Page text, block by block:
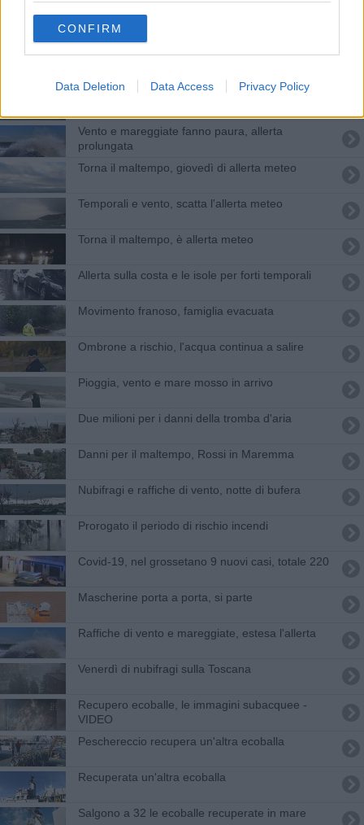
CONFIRM
Data Deletion Data Access Privacy Policy
Plastiche in mare, interrogazione al ministero
Allerta meteo arancione nel sud della Toscana
In arrivo forti temporali sull'Arcipelago
Vento e mareggiate fanno paura, allerta
prolungata
Torna il maltempo, giovedì di allerta meteo
Temporali e vento, scatta l'allerta meteo
Torna il maltempo, è allerta meteo
Allerta sulla costa e le isole per forti temporali
Movimento franoso, famiglia evacuata
Ombrone a rischio, l'acqua continua a salire
Pioggia, vento e mare mosso in arrivo
Due milioni per i danni della tromba d'aria
Danni per il maltempo, Rossi in Maremma
Nubifragi e raffiche di vento, notte di bufera
Prorogato il periodo di rischio incendi
Covid-19, nel grossetano 9 nuovi casi, totale 220
Mascherine porta a porta, si parte
Raffiche di vento e mareggiate, estesa l'allerta
Venerdì di nubifragi sulla Toscana
Recupero ecoballe, le immagini subacquee -
VIDEO
Peschereccio recupera un'altra ecoballa
Recuperata un'altra ecoballa
Salgono a 32 le ecoballe recuperate in mare